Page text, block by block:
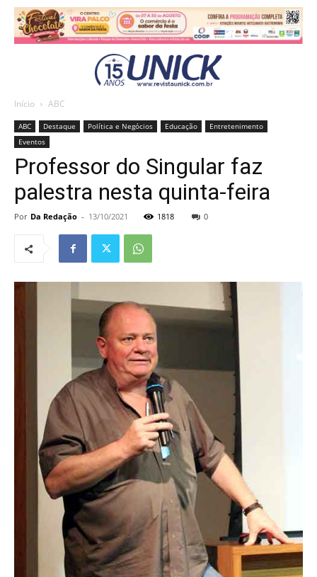
Início ABC
ABC Destaque Política e Negócios Educação
Entretenimento
Eventos
Professor do Singular faz
palestra nesta quinta-feira
Por Da Redação - 13/10/2021 1818 0